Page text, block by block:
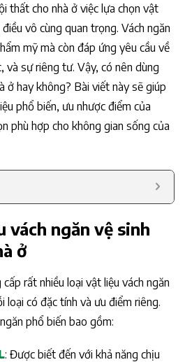
thất cho nhà ở việc lựa chọn vật
vô cùng quan trọng. Vách ngăn
mỹ mà còn đáp ứng yêu cầu về
và sự riêng tư. Vậy, có nên dùng
ở hay không? Bài viết này sẽ giúp
phổ biến, ưu nhược điểm của
phù hợp cho không gian sống của
vách ngăn vệ sinh
ở
rất nhiều loại vật liệu vách ngăn
loại có đặc tính và ưu điểm riêng.
phổ biến bao gồm:
: Được biết đến với khả năng chịu